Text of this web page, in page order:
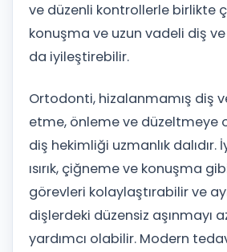
ve düzenli kontrollerle birlikte
konuşma ve uzun vadeli diş ve
da iyileştirebilir.
Ortodonti, hizalanmamış diş
etme, önleme ve düzeltmeye
diş hekimliği uzmanlık dalıdır.
ısırık, çiğneme ve konuşma
görevleri kolaylaştırabilir ve
dişlerdeki düzensiz aşınmayı
yardımcı olabilir. Modern